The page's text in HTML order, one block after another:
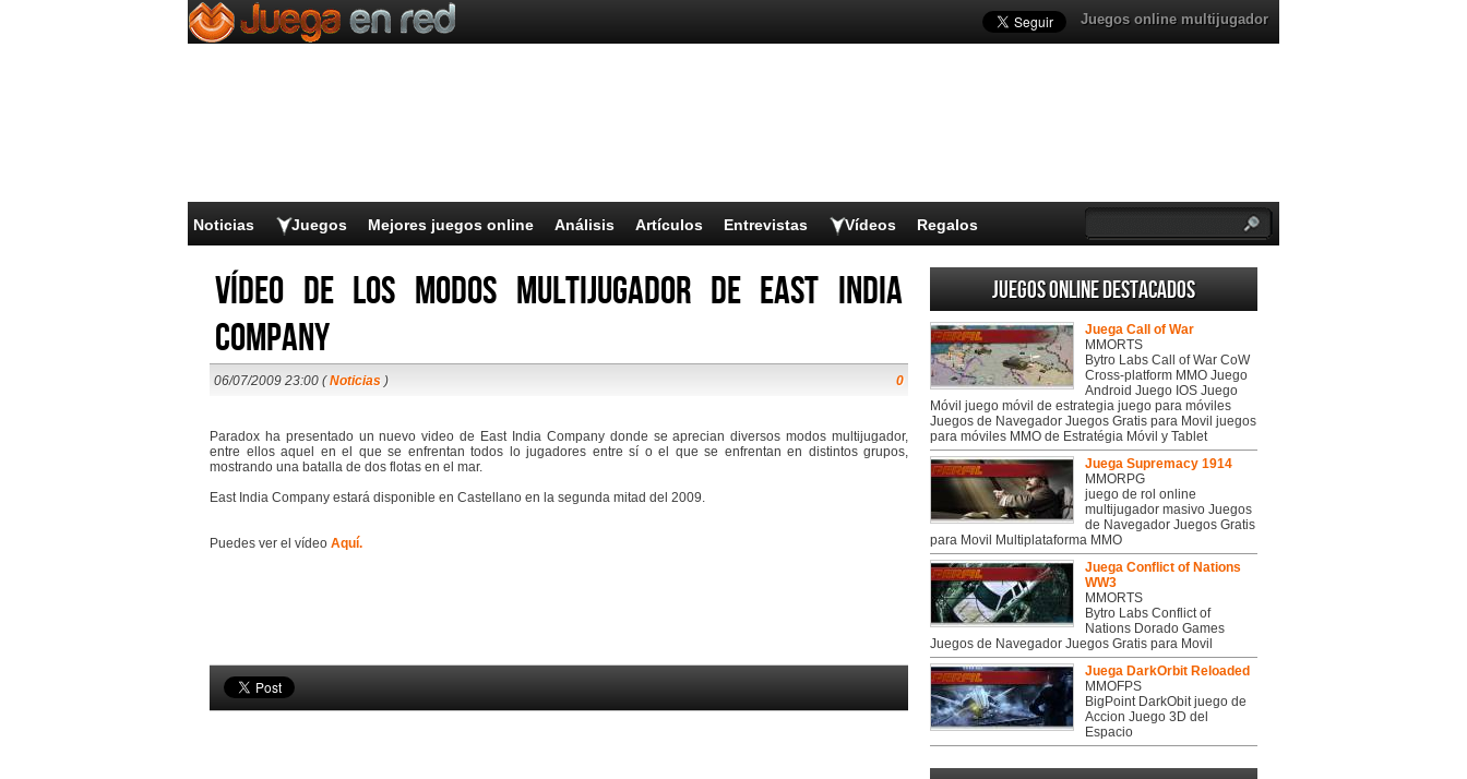
Juegos online multijugador
Noticias Juegos Mejores juegos online Análisis Artículos Entrevistas Vídeos Regalos
Vídeo de los modos multijugador de East India
Company
06/07/2009 23:00 (Noticias ) 0
Paradox ha presentado un nuevo video de East India Company donde se aprecian diversos modos multijugador,
entre ellos aquel en el que se enfrentan todos lo jugadores entre sí o el que se enfrentan en distintos grupos,
mostrando una batalla de dos flotas en el mar.
East India Company estará disponible en Castellano en la segunda mitad del 2009.
Puedes ver el vídeo Aquí.
Juegos online destacados
Juega Call of War
MMORTS
Bytro Labs Call of War CoW
Cross-platform MMO Juego
Android Juego IOS Juego
Móvil juego móvil de estrategia juego para móviles
Juegos de Navegador Juegos Gratis para Movil juegos
para móviles MMO de Estratégia Móvil y Tablet
Juega Supremacy 1914
MMORPG
juego de rol online
multijugador masivo Juegos
de Navegador Juegos Gratis
para Movil Multiplataforma MMO
Juega Conflict of Nations
WW3
MMORTS
Bytro Labs Conflict of
Nations Dorado Games
Juegos de Navegador Juegos Gratis para Movil
Juega DarkOrbit Reloaded
MMOFPS
BigPoint DarkObit juego de
Accion Juego 3D del
Espacio